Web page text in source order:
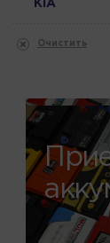
KIA
Очистить